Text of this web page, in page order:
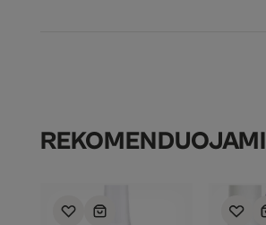
REKOMENDUOJAMI